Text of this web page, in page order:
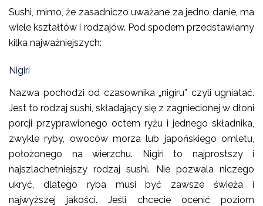
Sushi, mimo, że zasadniczo uważane za jedno danie, ma
wiele kształtów i rodzajów. Pod spodem przedstawiamy
kilka najważniejszych:
Nigiri
Nazwa pochodzi od czasownika „nigiru” czyli ugniatać.
Jest to rodzaj sushi, składający się z zagniecionej w dłoni
porcji przyprawionego octem ryżu i jednego składnika,
zwykle ryby, owoców morza lub japońskiego omletu,
położonego na wierzchu. Nigiri to najprostszy i
najszlachetniejszy rodzaj sushi. Nie pozwala niczego
ukryć, dlatego ryba musi być zawsze świeża i
najwyższej jakości. Jeśli chcecie ocenić poziom